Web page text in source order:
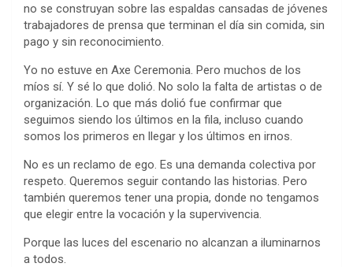
no se construyan sobre las espaldas cansadas de jóvenes
trabajadores de prensa que terminan el día sin comida, sin
pago y sin reconocimiento.
Yo no estuve en Axe Ceremonia. Pero muchos de los
míos sí. Y sé lo que dolió. No solo la falta de artistas o de
organización. Lo que más dolió fue confirmar que
seguimos siendo los últimos en la fila, incluso cuando
somos los primeros en llegar y los últimos en irnos.
No es un reclamo de ego. Es una demanda colectiva por
respeto. Queremos seguir contando las historias. Pero
también queremos tener una propia, donde no tengamos
que elegir entre la vocación y la supervivencia.
Porque las luces del escenario no alcanzan a iluminarnos
a todos.